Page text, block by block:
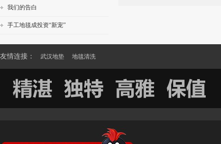
我们的告白
手工地毯成投资“新宠”
友情连接： 武汉地垫 地毯清洗